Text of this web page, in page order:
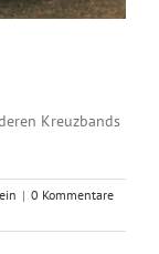
Kreuzbands
| 0 Kommentare